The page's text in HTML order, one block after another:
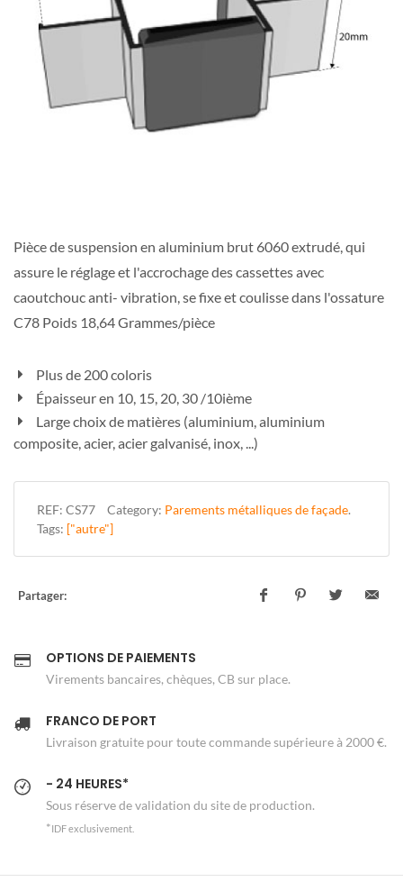
Pièce de suspension en aluminium brut 6060 extrudé, qui
assure le réglage et l'accrochage des cassettes avec
caoutchouc anti- vibration, se fixe et coulisse dans l'ossature
C78 Poids 18,64 Grammes/pièce
Plus de 200 coloris
Épaisseur en 10, 15, 20, 30 /10ième
Large choix de matières (aluminium, aluminium
composite, acier, acier galvanisé, inox, ...)
REF: CS77 Category: Parements métalliques de façade.
Tags: ["autre"]
Partager:
OPTIONS DE PAIEMENTS
Virements bancaires, chèques, CB sur place.
FRANCO DE PORT
Livraison gratuite pour toute commande supérieure à 2000 €.
- 24 HEURES*
Sous réserve de validation du site de production.
*IDF exclusivement.